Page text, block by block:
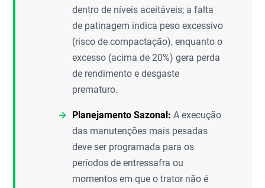
dentro de níveis aceitáveis; a falta
de patinagem indica peso excessivo
(risco de compactação), enquanto o
excesso (acima de 20%) gera perda
de rendimento e desgaste
prematuro.
Planejamento Sazonal: A execução
das manutenções mais pesadas
deve ser programada para os
períodos de entressafra ou
momentos em que o trator não é